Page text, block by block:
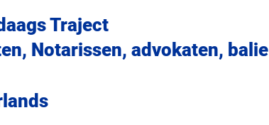
Traject
Notarissen, advokaten, balie